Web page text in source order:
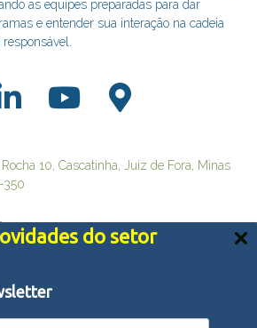
do setor
as equipes preparadas para dar
e entender sua interação na cadeia
10, Cascatinha, Juiz de Fora, Minas
350
e outras tecnologias semelhantes
experiência em nossos serviços,
e recomendar conteúdo de seu
Política de Privacidade